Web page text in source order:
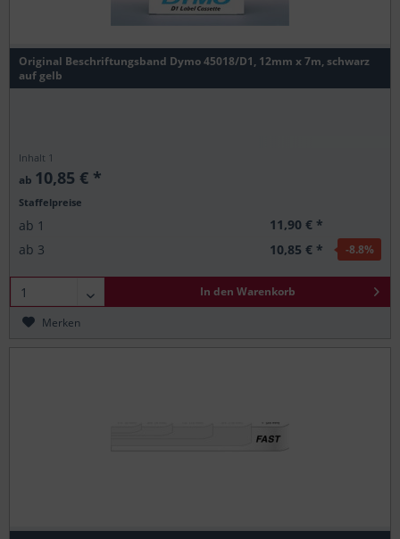
Original Beschriftungsband Dymo 45018/D1, 12mm x 7m, schwarz
auf gelb
Inhalt 1
ab 10,85 € *
Staffelpreise
ab 1
11,90 € *
ab 3 10,85 € * -8.8%
In den Warenkorb
Merken